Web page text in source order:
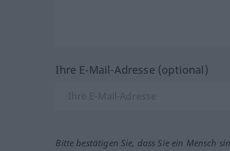
Ihre E-Mail-Adresse (optional)
Bitte bestätigen Sie, dass Sie ein Mensch